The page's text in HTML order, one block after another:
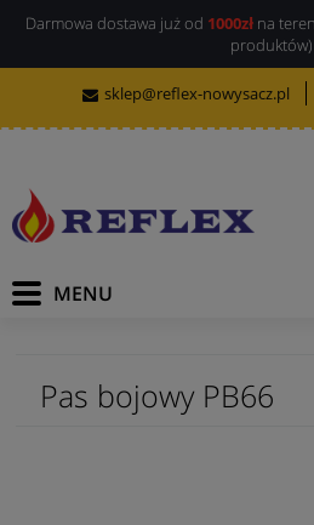
Darmowa dostawa już od 1000złna
produktów)
sklep@reflex-nowysacz.pl
Pas bojowy PB66